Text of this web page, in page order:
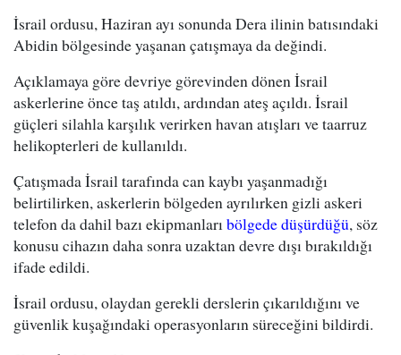
İsrail ordusu, Haziran ayı sonunda Dera ilinin batısındaki
Abidin bölgesinde yaşanan çatışmaya da değindi.
Açıklamaya göre devriye görevinden dönen İsrail
askerlerine önce taş atıldı, ardından ateş açıldı. İsrail
güçleri silahla karşılık verirken havan atışları ve taarruz
helikopterleri de kullanıldı.
Çatışmada İsrail tarafında can kaybı yaşanmadığı
belirtilirken, askerlerin bölgeden ayrılırken gizli askeri
telefon da dahil bazı ekipmanlarıbölgede düşürdüğü, söz
konusu cihazın daha sonra uzaktan devre dışı bırakıldığı
ifade edildi.
İsrail ordusu, olaydan gerekli derslerin çıkarıldığını ve
güvenlik kuşağındaki operasyonların süreceğini bildirdi.